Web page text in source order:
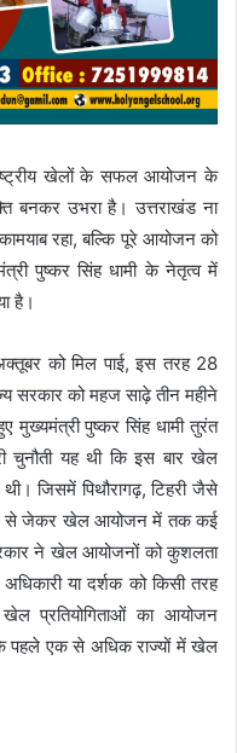
खेलों के सफल आयोजन के
बनकर उभरा है। उत्तराखंड ना
रहा, बल्कि पूरे आयोजन को
पुष्कर सिंह धामी के नेतृत्व में
है।
को मिल पाई, इस तरह 28
सरकार को महज साढ़े तीन महीने
पुष्कर सिंह धामी तुरंत
चुनौती यह थी कि इस बार खेल
थी। जिसमें पिथौरागढ़, टिहरी जैसे
से जेकर खेल आयोजन में तक कई
ने खेल आयोजनों को कुशलता
या दर्शक को किसी तरह
प्रतियोगिताओं का आयोजन
पहले एक से अधिक राज्यों में खेल